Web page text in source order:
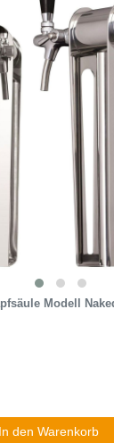
Modell
In den Warenkorb